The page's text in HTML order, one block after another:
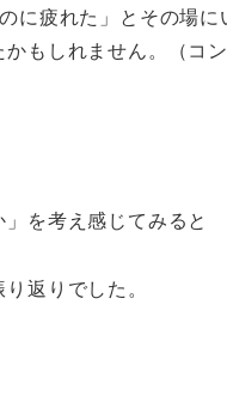
に疲れた」とその場に
もしれません。（コ
を考え感じてみると
返りでした。